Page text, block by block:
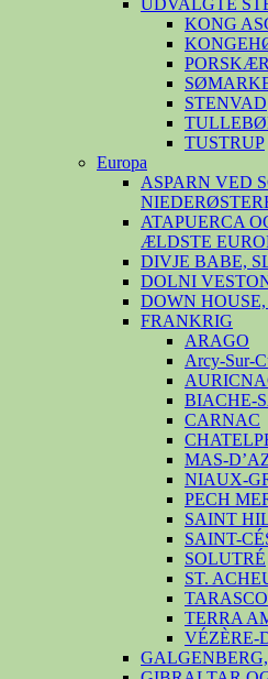
KONG
PORSKÆR
STENVAD
TUSTRUP
Europa
ASPARN VED
ATAPUERCA
ÆLDSTE
DIVJE BABE,
DOLNI
DOWN
FRANKRIG
ARAGO
Arcy-Sur-
BIACHE-
CARNAC
MAS-
NIAUX-
PECH
SAINT
SAINT-
SOLUTRÉ
ST.
TERRA
VÉZÈRE-